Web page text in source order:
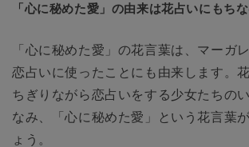
「心に秘めた愛」の由来は花占いにもち
「心に秘めた愛」の花言葉は、マーガ
恋占いに使ったことにも由来します。
ちぎりながら恋占いをする少女たちの
なみ、「心に秘めた愛」という花言葉
ょう。